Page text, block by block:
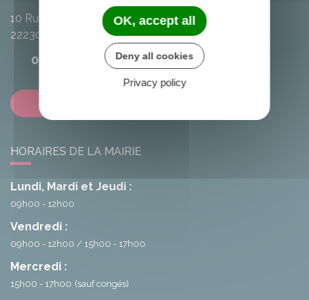
10 Rue de l'Avenir
22230
Loscouët-sur-Meu
02 96 25 20 68
HORAIRES DE LA MAIRIE
Lundi, Mardi et Jeudi :
09h00 - 12h00
Vendredi :
09h00 - 12h00 15h00 - 17h00
Mercredi :
15h00 - 17h00 (sauf congés)
OK, accept all
Deny all cookies
Privacy policy